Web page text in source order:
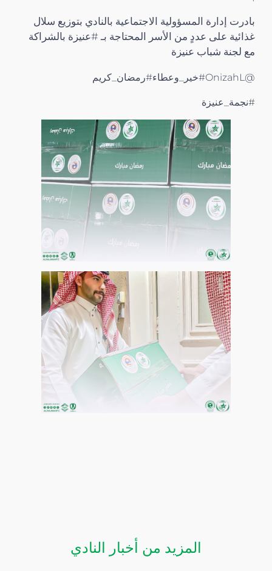
بادرت إدارة المسؤولية الاجتماعية بالنادي بتوزيع سلال
غذائية على عددٍ من الأسر المحتاجة بـ #عنيزة بالشراكة
مع لجنة شباب عنيزة
@OnizahL#خير_وعطاء#رمضان_كريم
#نجمة_عنيزة
المزيد من أخبار النادي